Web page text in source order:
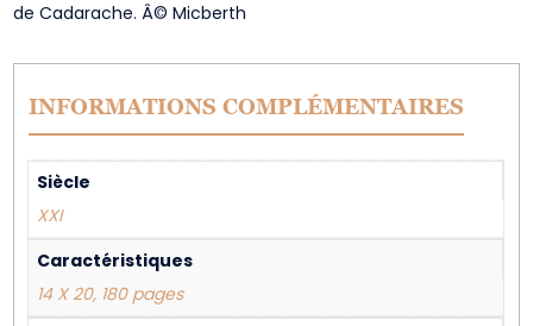
de Cadarache. Â© Micberth
INFORMATIONS COMPLÉMENTAIRES
Siècle
XXI
Caractéristiques
14 X 20, 180 pages